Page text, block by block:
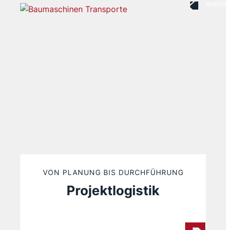
VON PLANUNG BIS DURCHFÜHRUNG
Projektlogistik